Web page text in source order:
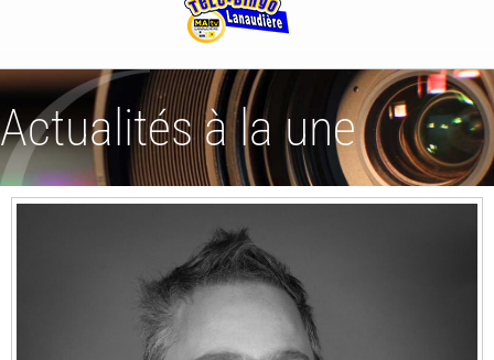
Actualités à la une